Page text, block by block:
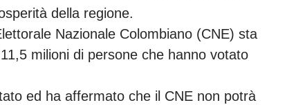
della regione.
Nazionale Colombiano (CNE) sta
milioni di persone che hanno votato
ed ha affermato che il CNE non potrà